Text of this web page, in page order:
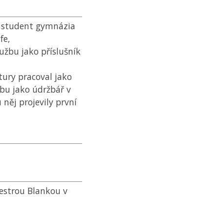
gymnázia
jako příslušník
pracoval jako
jako údržbář v
něj projevily první
Blankou v